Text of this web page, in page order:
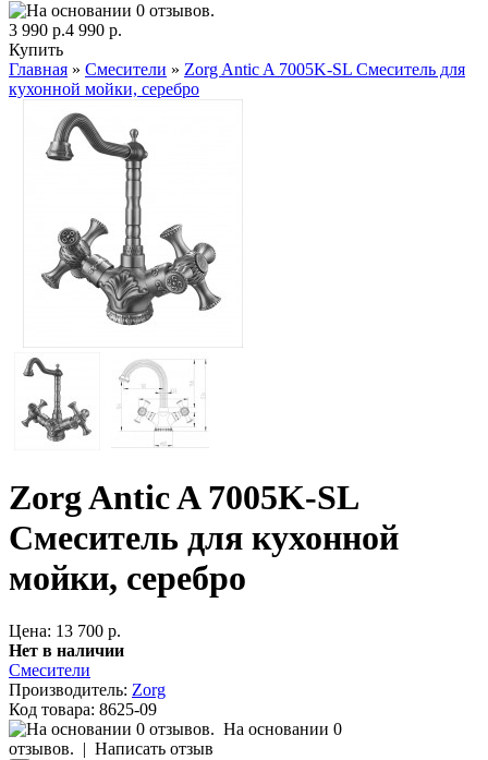
3 990 р.4 990 р.
Купить
Главная » Смесители » Zorg Antic A 7005K-SL Смеситель для
кухонной мойки, серебро
Zorg Antic A 7005K-SL
Смеситель для кухонной
мойки, серебро
Цена: 13 700 р.
Нет в наличии
Смесители
Производитель: Zorg
Код товара: 8625-09
На основании 0
отзывов. | Написать отзыв